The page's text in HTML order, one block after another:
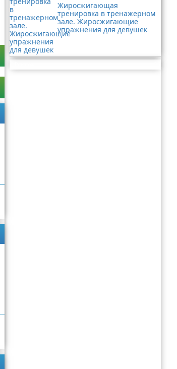
Жиросжигающая
тренировка в тренажерном
зале. Жиросжигающие
упражнения для девушек